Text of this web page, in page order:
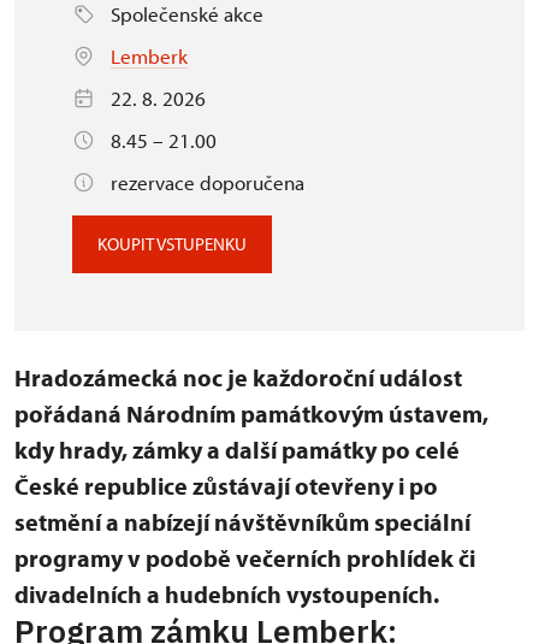
Společenské akce
Lemberk
22. 8. 2026
8.45 – 21.00
rezervace doporučena
KOUPIT VSTUPENKU
Hradozámecká noc je každoroční událost
pořádaná Národním památkovým ústavem,
kdy hrady, zámky a další památky po celé
České republice zůstávají otevřeny i po
setmění a nabízejí návštěvníkům speciální
programy v podobě večerních prohlídek či
divadelních a hudebních vystoupeních.
Program zámku Lemberk: